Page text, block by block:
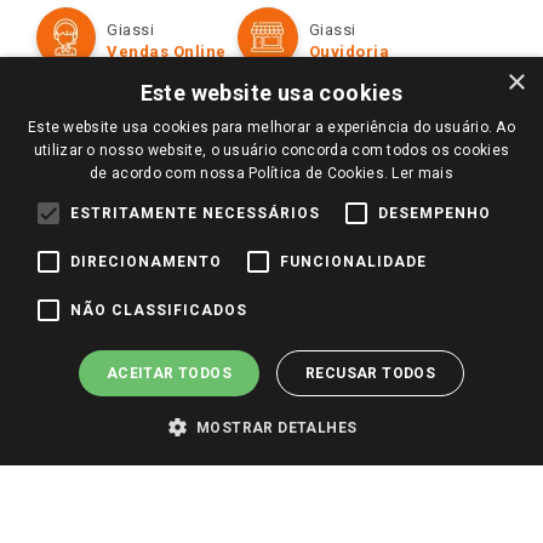
Televendas
Perguntas frequentes
Trabalhe Conosco
Identidade Visual
Formas de Pagamento
Políticas de entrega
Trocas e Devoluções
Giassi
Vendas Online
Giassi
Ouvidoria
Redes Sociais
Pagamento e Segurança
×
Este website usa cookies
Este website usa cookies para melhorar a experiência do usuário. Ao
utilizar o nosso website, o usuário concorda com todos os cookies
de acordo com nossa Política de Cookies. Ler mais
ESTRITAMENTE NECESSÁRIOS DESEMPENHO
DIRECIONAMENTO FUNCIONALIDADE
NÃO CLASSIFICADOS
ACEITAR TODOS RECUSAR TODOS
MOSTRAR DETALHES